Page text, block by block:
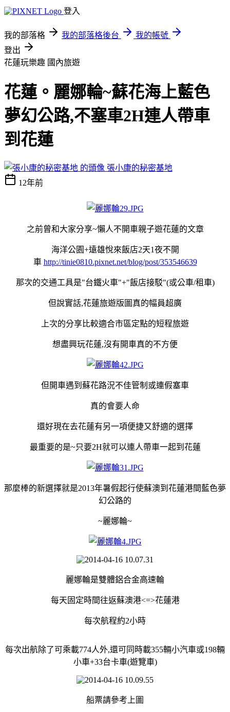
登入
我的部落格 我的部落格後台
我的帳號
登出
花蓮玩樂趣 國內旅遊
花蓮。麗娜輪~蘇花海上藍色
夢幻公路,不塞車2H連人帶車
到花蓮
張小康的秘密基地
12年前
之前曾和大家分享~懶人不開車親子遊花蓮的文章
海洋公園+遠雄悅來飯店2天1夜不開
車 http://tinie0810.pixnet.net/blog/post/353546639
那次的交通工具是"台鐵火車"+"飯店接駁"(或公車/租車)
但說實話,花蓮旅遊版圖真的幅員超廣
上次的分享比較適合市區定點的短程旅遊
想盡興玩花蓮,沒有開車真的不方便
但開車遇到蘇花路況不佳管制或連假塞車
真的會要人命
還好現在去花蓮有另一項便捷又舒適的選擇
最重要的是~只要2H就可以連人帶車一起到花蓮
那麼棒的新選擇就是2013年暑假起行使蘇澳到花蓮港間藍色夢
幻公路的
~麗娜輪~
麗娜輪是雙體鋁合金高速輪
每天固定時間往返蘇澳港<=>花蓮港
每次航程約2小時
每次出航除了可乘載774人外,還可同時載355輛小汽車或198輛
小車+33台卡車(遊覽車)
船票請參考上圖